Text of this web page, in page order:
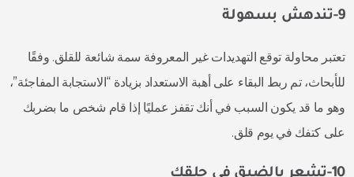
9-تندهش بسهولة
تعتبر محاولة توقع التهديدات غير المعروفة سمة شائعة للقلق. وفقًا
للأبحاث، تم ربط البقاء على أهبة الاستعداد بزيادة “الاستجابة المفاجئة”،
وهو ما قد يكون السبب في أنك تقفز عمليًا إذا قام شخص ما بضربك
على كتفك في يوم قلق.